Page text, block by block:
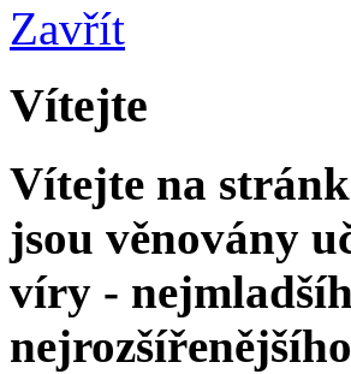
Zavřít
Vítejte
Vítejte na
jsou věnovány
víry -